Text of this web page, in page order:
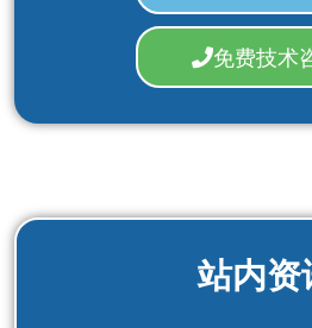
免费技术
站内资